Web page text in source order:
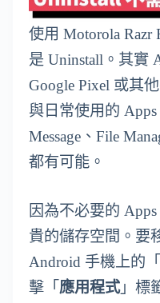
使用 Motorola
是 Uninstall。其實
Google Pixel 或其
與日常使用的
Message、File
都有可能。
因為不必要的
貴的儲存空間。要
Android 手機上的「
擊「 應用程式」標